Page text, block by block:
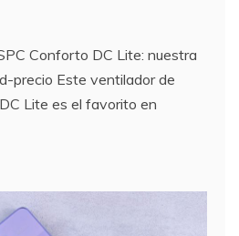
Conforto DC Lite: nuestra
precio Este ventilador de
Lite es el favorito en